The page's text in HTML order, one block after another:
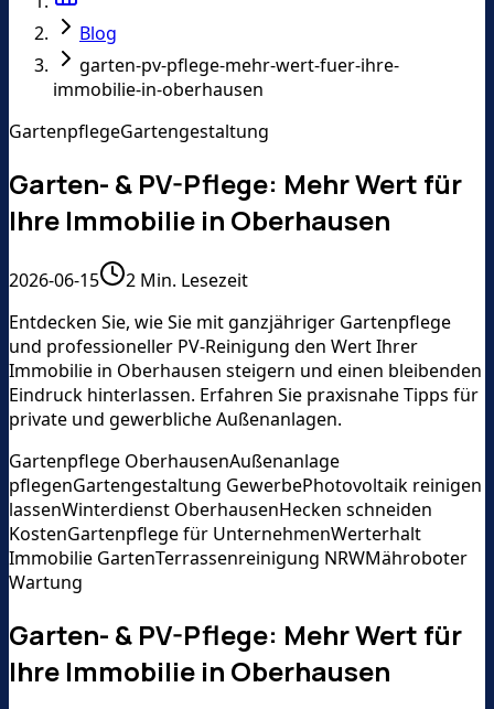
Blog
garten-pv-pflege-mehr-wert-fuer-ihre-
immobilie-in-oberhausen
GartenpflegeGartengestaltung
Garten- & PV-Pflege: Mehr Wert für
Ihre Immobilie in Oberhausen
2026-06-15 2 Min. Lesezeit
Entdecken Sie, wie Sie mit ganzjähriger Gartenpflege
und professioneller PV-Reinigung den Wert Ihrer
Immobilie in Oberhausen steigern und einen bleibenden
Eindruck hinterlassen. Erfahren Sie praxisnahe Tipps für
private und gewerbliche Außenanlagen.
Gartenpflege OberhausenAußenanlage
pflegenGartengestaltung GewerbePhotovoltaik reinigen
lassenWinterdienst OberhausenHecken schneiden
KostenGartenpflege für UnternehmenWerterhalt
Immobilie GartenTerrassenreinigung NRWMähroboter
Wartung
Garten- & PV-Pflege: Mehr Wert für
Ihre Immobilie in Oberhausen